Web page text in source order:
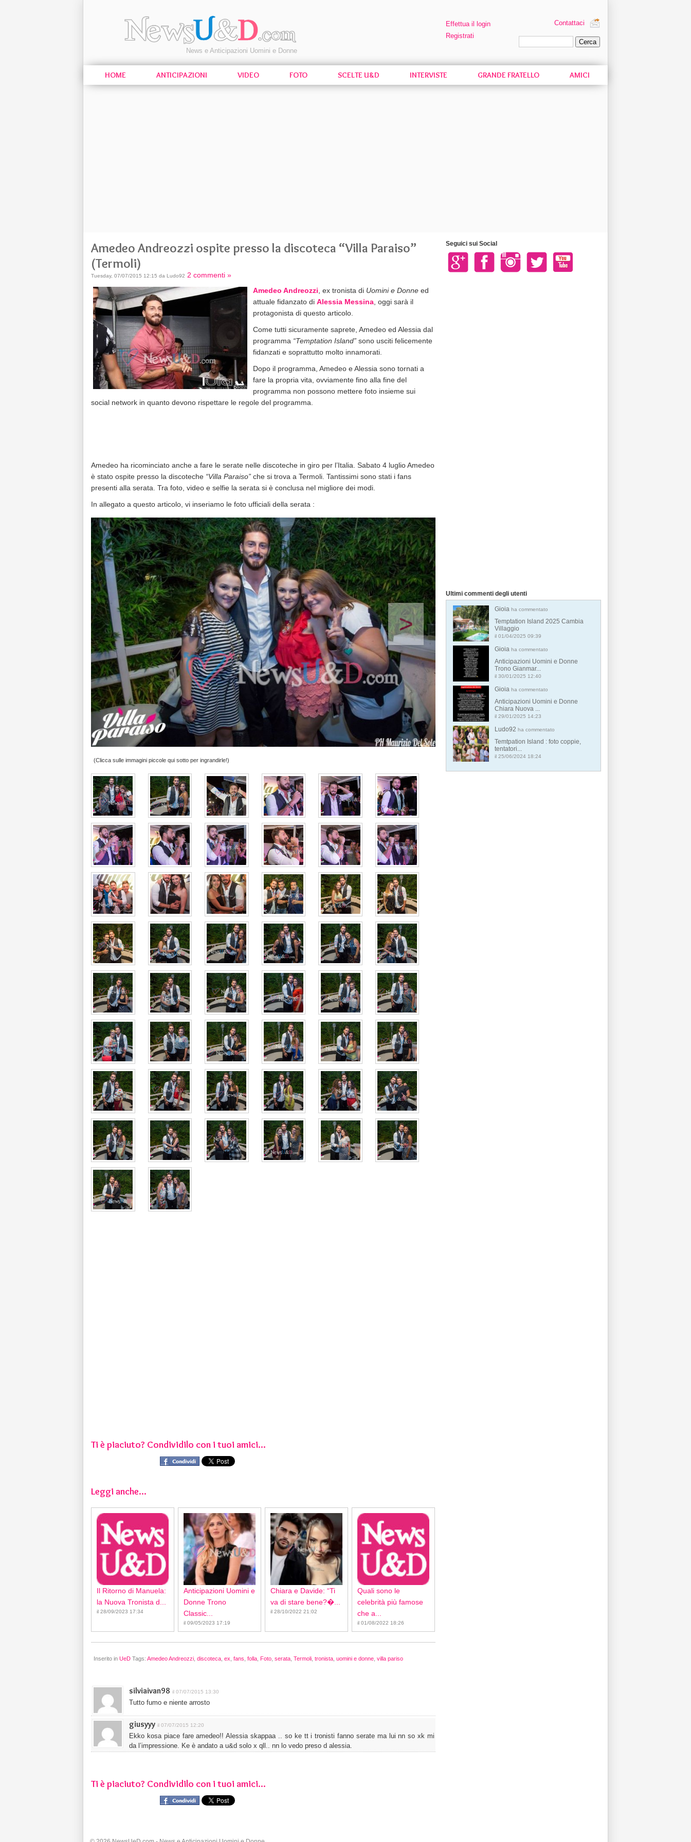
News e Anticipazioni Uomini e Donne
Effettua il login
Registrati
Contattaci
HOME ANTICIPAZIONI VIDEO FOTO SCELTE U&D INTERVISTE GRANDE FRATELLO AMICI
Amedeo Andreozzi ospite presso la discoteca “Villa Paraiso”
(Termoli)
Tuesday, 07/07/2015 12:15 da Ludo92 2 commenti »
Amedeo Andreozzi , ex tronista di Uomini e Donne ed
attuale fidanzato di Alessia Messina , oggi sarà il
protagonista di questo articolo.
Come tutti sicuramente saprete, Amedeo ed Alessia dal
programma “Temptation Island” sono usciti felicemente
fidanzati e soprattutto molto innamorati.
Dopo il programma, Amedeo e Alessia sono tornati a
fare la propria vita, ovviamente fino alla fine del
programma non possono mettere foto insieme sui
social network in quanto devono rispettare le regole del programma.
Amedeo ha ricominciato anche a fare le serate nelle discoteche in giro per l’Italia. Sabato 4 luglio Amedeo
è stato ospite presso la discoteche “Villa Paraiso” che si trova a Termoli. Tantissimi sono stati i fans
presenti alla serata. Tra foto, video e selfie la serata si è conclusa nel migliore dei modi.
In allegato a questo articolo, vi inseriamo le foto ufficiali della serata :
>
(Clicca sulle immagini piccole qui sotto per ingrandirle!)
Ti è piaciuto? Condividilo con i tuoi amici...
Leggi anche...
Il Ritorno di Manuela:
la Nuova Tronista d...
il 28/09/2023 17:34
Anticipazioni Uomini e
Donne Trono
Classic...
il 09/05/2023 17:19
Chiara e Davide: “Ti
va di stare bene?�...
il 28/10/2022 21:02
Quali sono le
celebrità più famose
che a...
il 01/08/2022 18:26
Inserito in UeD Tags: Amedeo Andreozzi discoteca ex fans folla Foto serata Termoli tronista uomini e donne villa pariso
silviaivan98 il 07/07/2015 13:30
Tutto fumo e niente arrosto
giusyyy il 07/07/2015 12:20
Ekko kosa piace fare amedeo!! Alessia skappaa .. so ke tt i tronisti fanno serate ma lui nn so xk mi
da l’impressione. Ke è andato a u&d solo x qll.. nn lo vedo preso d alessia.
Ti è piaciuto? Condividilo con i tuoi amici...
Seguici sui Social
Ultimi commenti degli utenti
Gioia ha commentato
Temptation Island 2025 Cambia
Villaggio
il 01/04/2025 09:39
Gioia ha commentato
Anticipazioni Uomini e Donne
Trono Gianmar...
il 30/01/2025 12:40
Gioia ha commentato
Anticipazioni Uomini e Donne
Chiara Nuova ...
il 29/01/2025 14:23
Ludo92 ha commentato
Temtpation Island : foto coppie,
tentatori...
il 25/06/2024 18:24